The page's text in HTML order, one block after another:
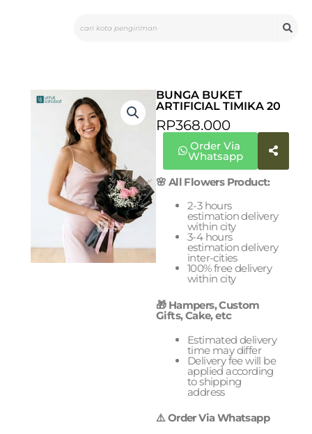
BUNGA BUKET
ARTIFICIAL TIMIKA 20
RP368.000
Order Via
Whatsapp
🌸 All Flowers Product:
2-3 hours
estimation delivery
within city
3-4 hours
estimation delivery
inter-cities
100% free delivery
within city
🎁 Hampers, Custom
Gifts, Cake, etc
Estimated delivery
time may differ
Delivery fee will be
applied according
to shipping
address
⚠️ Order Via Whatsapp